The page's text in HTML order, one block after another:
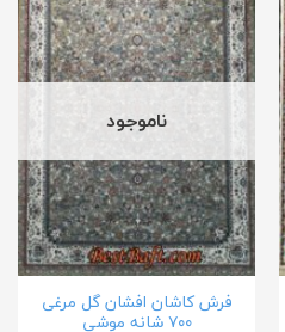
ناموجود
فرش کاشان افشان گل مرغی
۷۰۰ شانه موشی